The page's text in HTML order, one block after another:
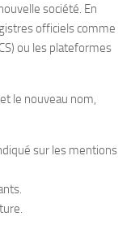
société. En
officiels comme
ou les plateformes
le nouveau nom,
sur les mentions